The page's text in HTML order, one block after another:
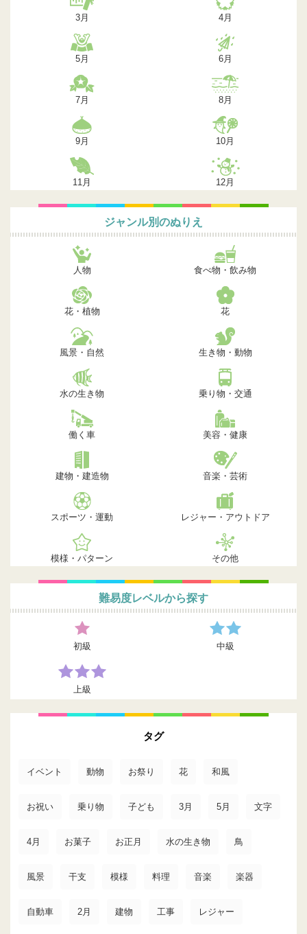
3月 4月
5月 6月
7月 8月
9月 10月
11月 12月
ジャンル別のぬりえ
人物 食べ物・飲み物
花・植物 花
風景・自然 生き物・動物
水の生き物 乗り物・交通
働く車 美容・健康
建物・建造物 音楽・芸術
スポーツ・運動 レジャー・アウトドア
模様・パターン その他
難易度レベルから探す
初級 中級
上級
タグ
イベント 動物 お祭り 花 和風
お祝い 乗り物 子ども 3月 5月 文字
4月 お菓子 お正月 水の生き物 鳥
風景 干支 模様 料理 音楽 楽器
自動車 2月 建物 工事 レジャー